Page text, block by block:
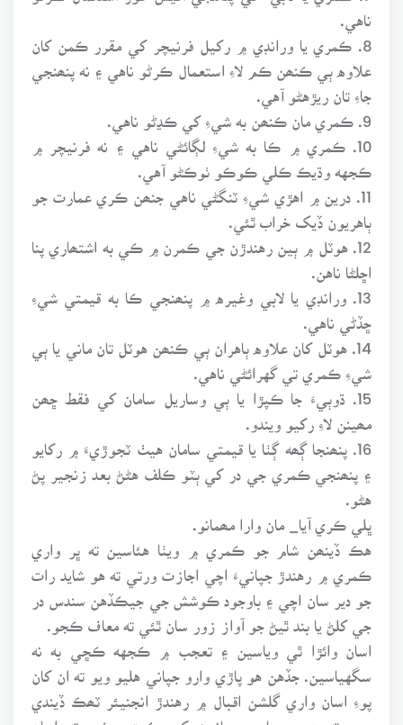
ناهي.
8. ڪمري يا ورانڊي ۾ رکيل فرنيچر کي مقرر ڪمن کان
علاوه ٻي ڪنھن ڪم لاءِ استعمال ڪرڻو ناهي ۽ نه پنھنجي
جاءِ تان ريڙهڻو آهي.
10. ڪمري ۾ ڪا به شيءِ لڳائڻي ناهي ۽ نه فرنيچر ۾
ڪجهه وڌيڪ ڪلي ڪوڪو ٺوڪڻو آهي.
11. درين ۾ اهڙي شيءِ ٽنگڻي ناهي جنھن ڪري عمارت جو
ٻاهريون ڏيک خراب ٿئي.
12. هوٽل ۾ ٻين رهندڙن جي ڪمرن ۾ ڪي به اشتھاري پنا
اڇلڻا ناهن.
13. ورانڊي يا لابي وغيره ۾ پنھنجي ڪا به قيمتي شيءِ
ڇڏڻي ناهي.
14. هوٽل کان علاوه ٻاهران ٻي ڪنھن هوٽل تان ماني يا ٻي
شيءِ ڪمري تي گهرائڻي ناهي.
15. ڌوٻيءَ جا ڪپڙا يا ٻي وساريل سامان کي فقط ڇھن
مھينن لاءِ رکيو ويندو.
16. پنھنجا ڳھه ڳٺا يا قيمتي سامان هيٺ ٽجوڙيءَ ۾ رکايو
۽ پنھنجي ڪمري جي در کي ٻٽو ڪلف هڻڻ بعد زنجير پڻ
ڀلي ڪري آيا_ مان وارا مھمانو.
هڪ ڏينھن شام جو ڪمري ۾ ويٺا هئاسين ته ڀر واري
ڪمري ۾ رهندڙ جپانيءَ اچي اجازت ورتي ته هو شايد رات
جو دير سان اچي ۽ باوجود ڪوشش جي جيڪڏهن سندس در
جي کلڻ يا بند ٿيڻ جو آواز زور سان ٿئي ته معاف ڪجو.
اسان وائڙا ٿي وياسين ۽ تعجب ۾ ڪجهه ڪڇي به نه
سگهياسين. جڏهن هو پاڙي وارو جپاني هليو ويو ته ان کان
پوءِ اسان واري گلشن اقبال ۾ رهندڙ انجنيئر ٽھڪ ڏيندي
چيو ته هن ويچاري جپانيءَ کي ڪھڙي خبر ته اسان